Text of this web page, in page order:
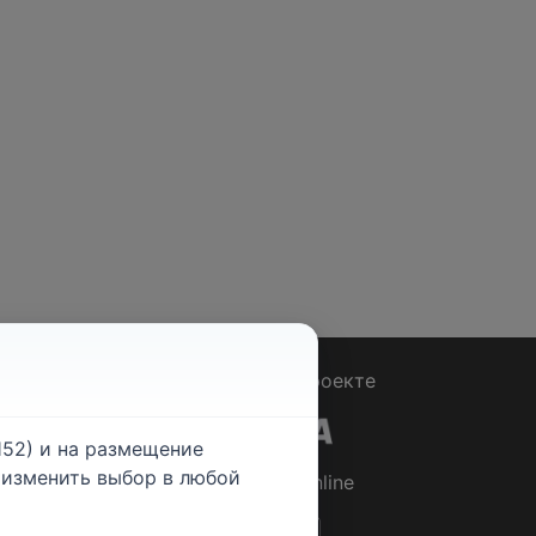
О проекте
© 2026Rabotniki.online
и на размещение
выбор в любой